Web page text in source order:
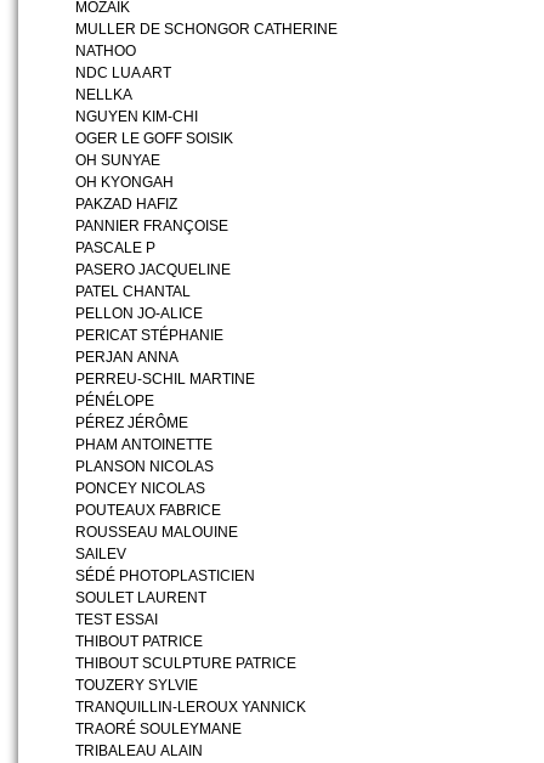
MOZAÏK
MULLER DE SCHONGOR CATHERINE
NATHOO
NDC LUA ART
NELLKA
NGUYEN KIM-CHI
OGER LE GOFF SOISIK
OH SUNYAE
OH KYONGAH
PAKZAD HAFIZ
PANNIER FRANÇOISE
PASCALE P
PASERO JACQUELINE
PATEL CHANTAL
PELLON JO-ALICE
PERICAT STÉPHANIE
PERJAN ANNA
PERREU-SCHIL MARTINE
PÉNÉLOPE
PÉREZ JÉRÔME
PHAM ANTOINETTE
PLANSON NICOLAS
PONCEY NICOLAS
POUTEAUX FABRICE
ROUSSEAU MALOUINE
SAILEV
SÉDÉ PHOTOPLASTICIEN
SOULET LAURENT
TEST ESSAI
THIBOUT PATRICE
THIBOUT SCULPTURE PATRICE
TOUZERY SYLVIE
TRANQUILLIN-LEROUX YANNICK
TRAORÉ SOULEYMANE
TRIBALEAU ALAIN